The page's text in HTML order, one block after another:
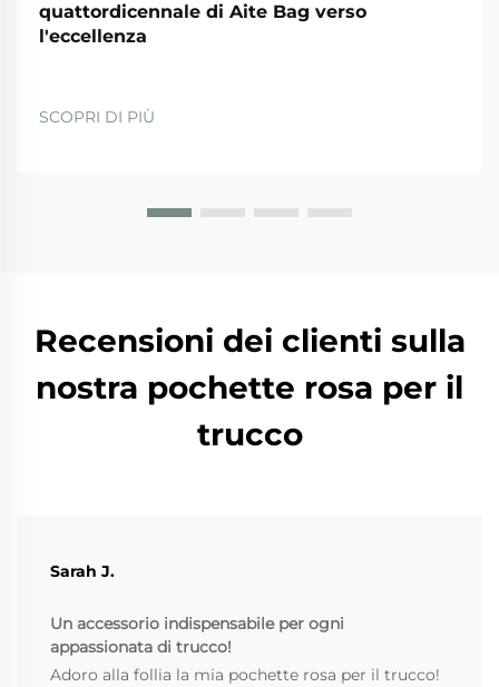
quattordicennale di Aite Bag verso
l'eccellenza
SCOPRI DI PIÙ
Recensioni dei clienti sulla
nostra pochette rosa per il
trucco
Sarah J.
Un accessorio indispensabile per ogni
appassionata di trucco!
Adoro alla follia la mia pochette rosa per il trucco!